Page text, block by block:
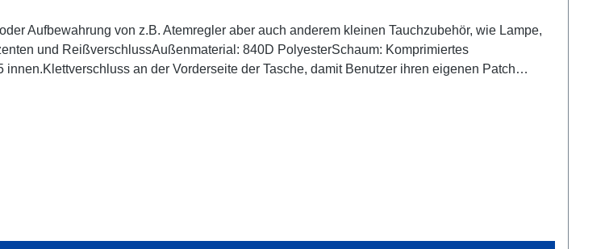
Aufbewahrung von z.B. Atemregler aber auch anderem kleinen Tauchzubehör, wie Lampe,
und ReißverschlussAußenmaterial: 840D PolyesterSchaum: Komprimiertes
an der Vorderseite der Tasche, damit Benutzer ihren eigenen Patch